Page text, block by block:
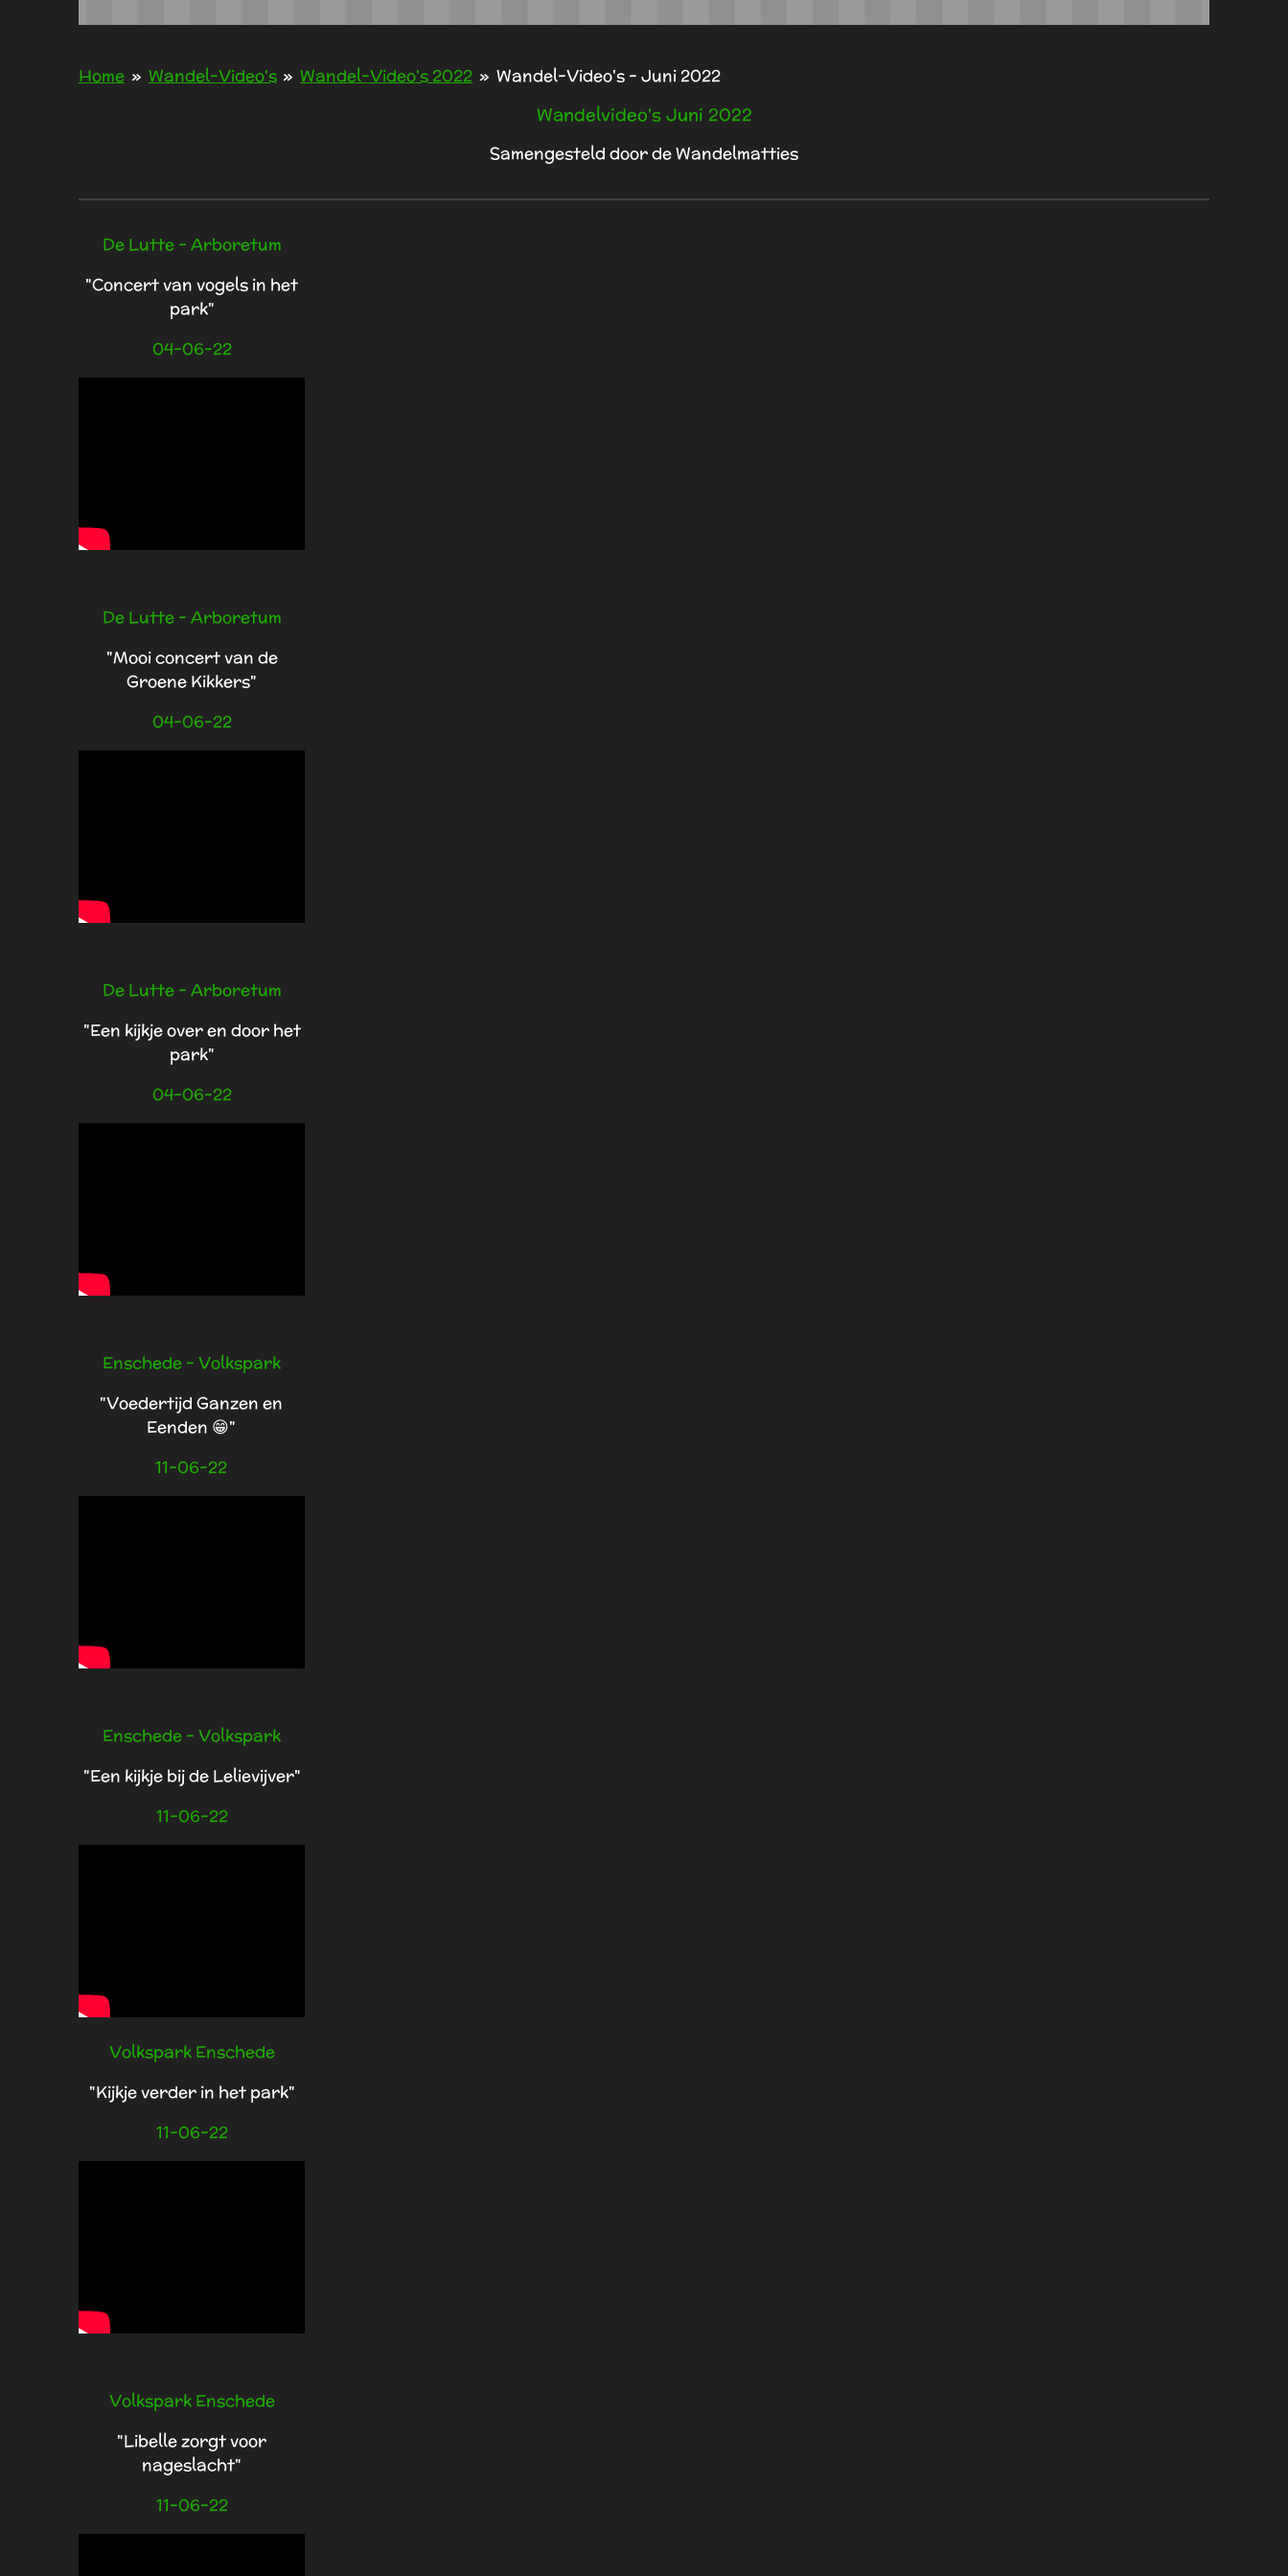
Home » Wandel-Video's » Wandel-Video's 2022 » Wandel-Video's - Juni 2022
Wandelvideo's Juni 2022
Samengesteld door de Wandelmatties
De Lutte - Arboretum
"Concert van vogels in het
park"
04-06-22
De Lutte - Arboretum
"Mooi concert van de
Groene Kikkers"
04-06-22
De Lutte - Arboretum
"Een kijkje over en door het
park"
04-06-22
Enschede - Volkspark
"Voedertijd Ganzen en
Eenden 😁"
11-06-22
Enschede - Volkspark
"Een kijkje bij de Lelievijver"
11-06-22
Volkspark Enschede
"Kijkje verder in het park"
11-06-22
Volkspark Enschede
"Libelle zorgt voor
nageslacht"
11-06-22